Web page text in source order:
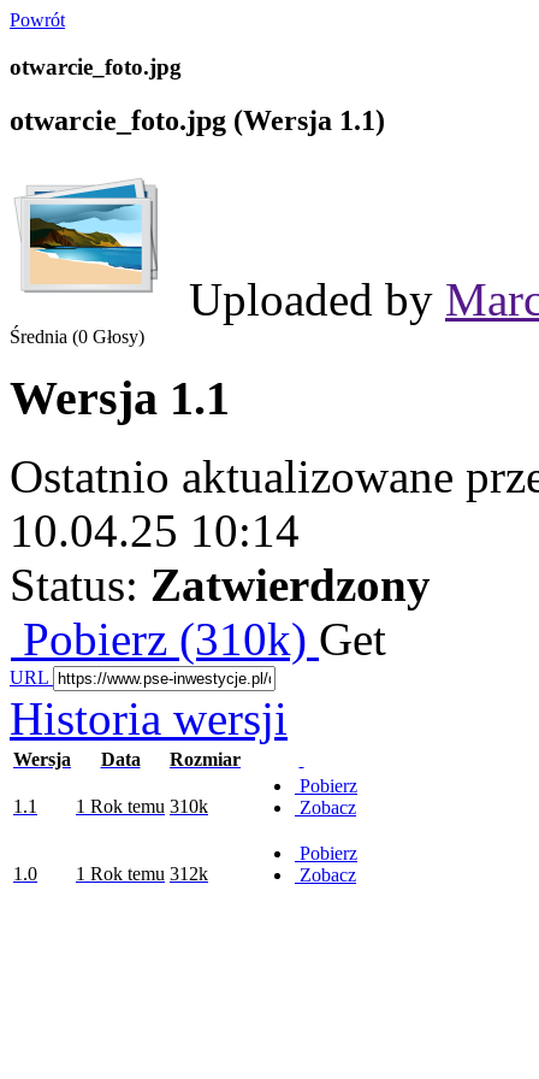
Powrót
otwarcie_foto.jpg
otwarcie_foto.jpg (Wersja 1.1)
Uploaded by
Średnia (0 Głosy)
Wersja 1.1
Ostatnio aktualizowane
10.04.25 10:14
Status: Zatwierdzony
Pobierz (310k) Get
URL
Historia wersji
Wersja Data Rozmiar
1.1 1 Rok temu 310k
Pobierz
Zobacz
1.0 1 Rok temu 312k
Pobierz
Zobacz